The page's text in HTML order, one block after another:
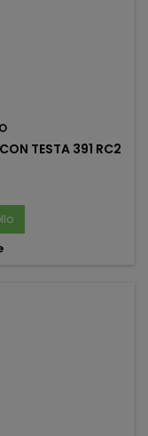
TESTA 391 RC2